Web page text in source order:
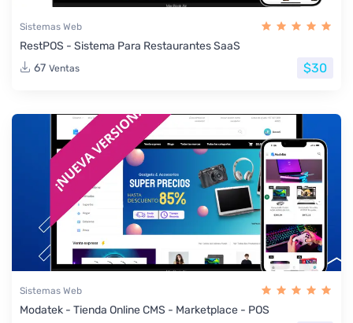
Sistemas Web
RestPOS - Sistema Para Restaurantes SaaS
67 Ventas $30
Sistemas Web
Modatek - Tienda Online CMS - Marketplace - POS